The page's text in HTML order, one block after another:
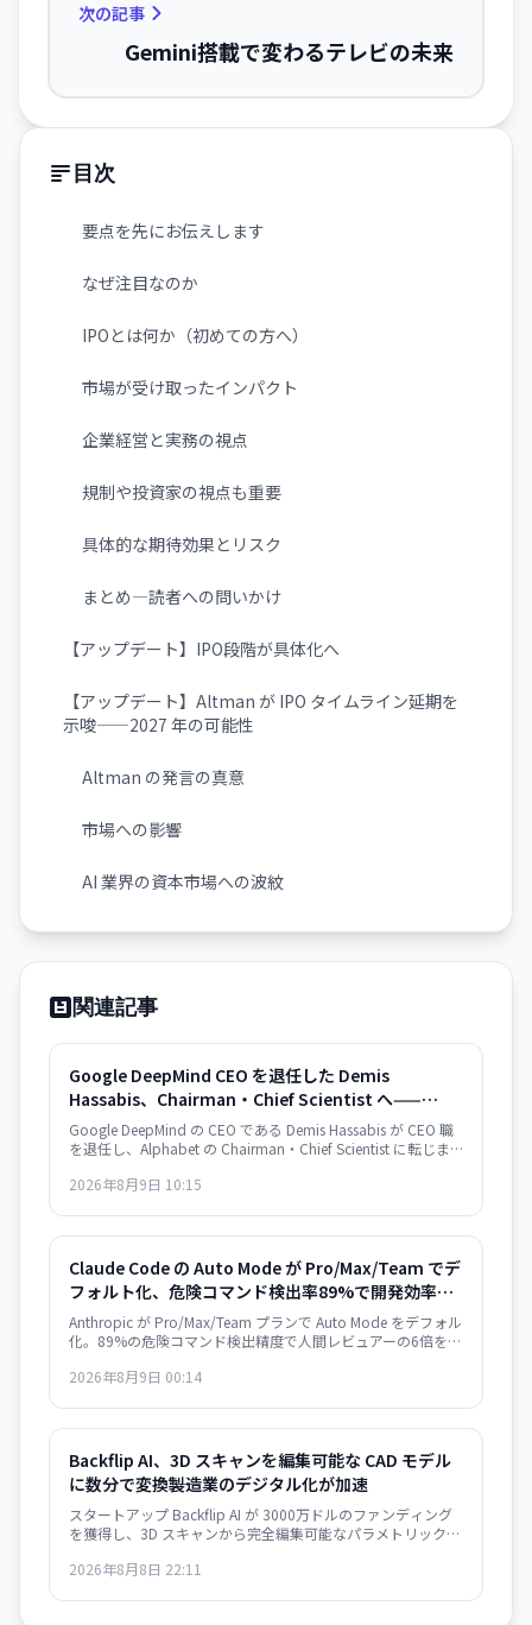
次の記事
Gemini搭載で変わるテレビの未来
目次
要点を先にお伝えします
なぜ注目なのか
IPOとは何か（初めての方へ）
市場が受け取ったインパクト
企業経営と実務の視点
規制や投資家の視点も重要
具体的な期待効果とリスク
まとめ—読者への問いかけ
【アップデート】IPO段階が具体化へ
【アップデート】Altman が IPO タイムライン延期を
示唆——2027 年の可能性
Altman の発言の真意
市場への影響
AI 業界の資本市場への波紋
関連記事
Google DeepMind CEO を退任した Demis
Hassabis、Chairman・Chief Scientist へ——
Google の AI 統合加速へ
Google DeepMind の CEO である Demis Hassabis が CEO 職
を退任し、Alphabet の Chairman・Chief Scientist に転じま
の AI 戦略が実務と長期展望で分離される大きな人事変更で
2026年8月9日 10:15
Claude Code の Auto Mode が Pro/Max/Team でデ
フォルト化、危険コマンド検出率89%で開発効率
25%向上
Anthropic が Pro/Max/Team プランで Auto Mode をデフォル
化。89%の危険コマンド検出精度で人間レビュアーの6倍を実
2026年8月9日 00:14
Backflip AI、3D スキャンを編集可能な CAD モデル
に数分で変換――製造業のデジタル化が加速
スタートアップ Backflip AI が 3000万ドルのファンディング
を獲得し、3D スキャンから完全編集可能なパラメトリック
Autodesk Fusion 対応で、従来は何時間もかかっていた作業
2026年8月8日 22:11